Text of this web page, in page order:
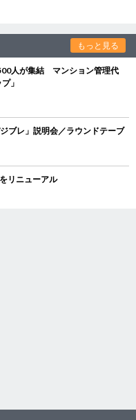
もっと見る
人が集結 マンション管理代
」
ブレ」説明会／ラウンドテーブ
リニューアル